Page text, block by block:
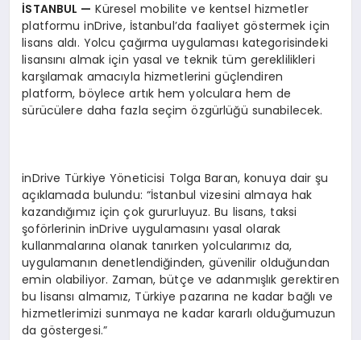
İSTANBUL — Küresel mobilite ve kentsel hizmetler
platformu inDrive, İstanbul’da faaliyet göstermek için
lisans aldı. Yolcu çağırma uygulaması kategorisindeki
lisansını almak için yasal ve teknik tüm gereklilikleri
karşılamak amacıyla hizmetlerini güçlendiren
platform, böylece artık hem yolculara hem de
sürücülere daha fazla seçim özgürlüğü sunabilecek.
inDrive Türkiye Yöneticisi Tolga Baran, konuya dair şu
açıklamada bulundu: “İstanbul vizesini almaya hak
kazandığımız için çok gururluyuz. Bu lisans, taksi
şoförlerinin inDrive uygulamasını yasal olarak
kullanmalarına olanak tanırken yolcularımız da,
uygulamanın denetlendiğinden, güvenilir olduğundan
emin olabiliyor. Zaman, bütçe ve adanmışlık gerektiren
bu lisansı almamız, Türkiye pazarına ne kadar bağlı ve
hizmetlerimizi sunmaya ne kadar kararlı olduğumuzun
da göstergesi.”